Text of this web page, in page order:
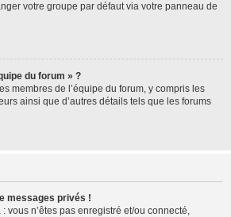
votre groupe par défaut via votre panneau de
du forum » ?
membres de l’équipe du forum, y compris les
ainsi que d’autres détails tels que les forums
messages privés !
: vous n’êtes pas enregistré et/ou connecté,